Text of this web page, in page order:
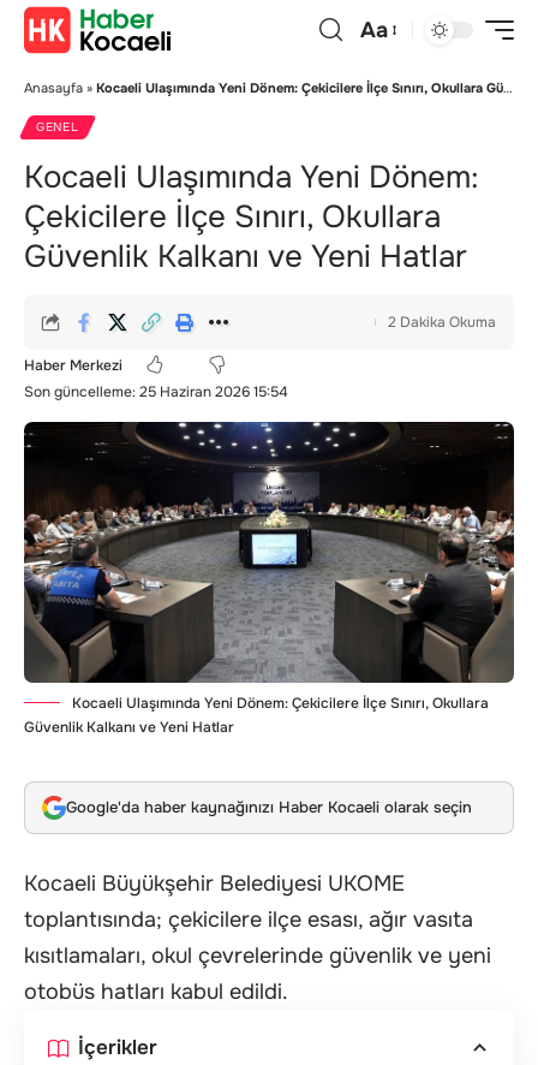
Aa
Anasayfa » Kocaeli Ulaşımında Yeni Dönem: Çekicilere İlçe Sınırı, Okullara Güvenlik Kalkanı ve Yeni Hatlar
GENEL
Kocaeli Ulaşımında Yeni Dönem:
Çekicilere İlçe Sınırı, Okullara
Güvenlik Kalkanı ve Yeni Hatlar
Son güncelleme: 25 Haziran 2026 15:54
Haber Merkezi
2 Dakika Okuma
Kocaeli Ulaşımında Yeni Dönem: Çekicilere İlçe Sınırı, Okullara
Güvenlik Kalkanı ve Yeni Hatlar
Google'da haber kaynağınızı Haber Kocaeli olarak seçin
Kocaeli Büyükşehir Belediyesi UKOME
toplantısında; çekicilere ilçe esası, ağır vasıta
kısıtlamaları, okul çevrelerinde güvenlik ve yeni
otobüs hatları kabul edildi.
İçerikler